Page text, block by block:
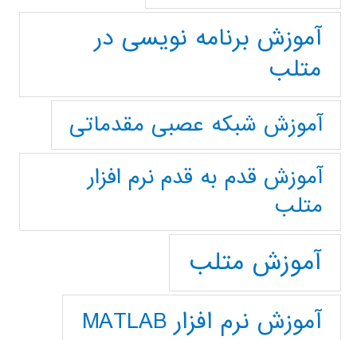
آموزش برنامه نویسی در
متلب
آموزش شبکه عصبی مقدماتی
آموزش قدم به قدم نرم افزار
متلب
آموزش متلب
آموزش نرم افزار MATLAB